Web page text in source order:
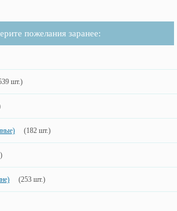
пожелания заранее:
шт.)
(182 шт.)
(253 шт.)